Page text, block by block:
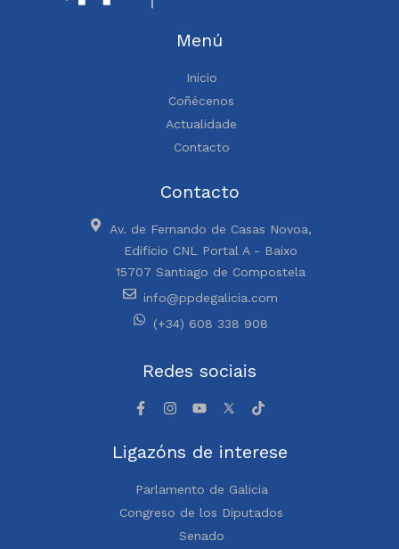
Menú
Inicio
Coñécenos
Actualidade
Contacto
Contacto
Av. de Fernando de Casas Novoa,
Edificio CNL Portal A - Baixo
15707 Santiago de Compostela
info@ppdegalicia.com
(+34) 608 338 908
Redes sociais
Ligazóns de interese
Parlamento de Galicia
Congreso de los Diputados
Senado